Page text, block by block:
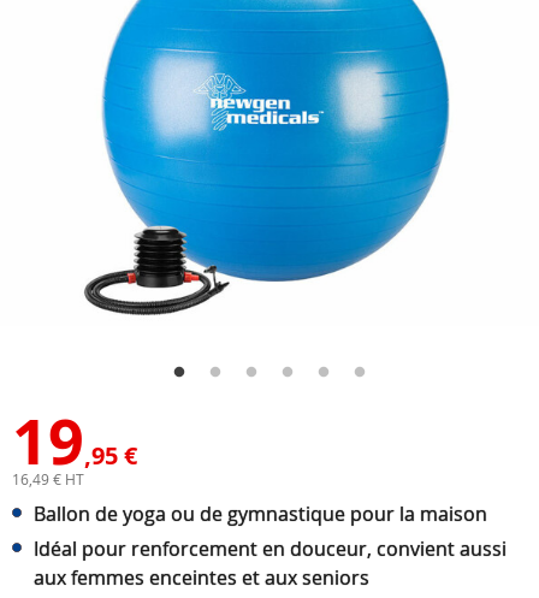
19,95 €
16,49 € HT
Ballon de yoga ou de gymnastique pour la maison
Idéal pour renforcement en douceur, convient aussi
aux femmes enceintes et aux seniors